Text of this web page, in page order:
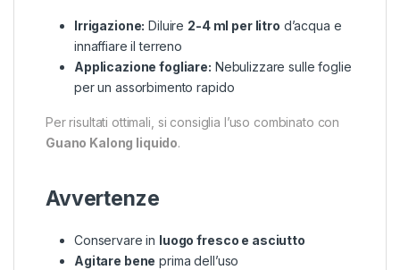
Irrigazione: Diluire 2-4 ml per litro d’acqua e
innaffiare il terreno
Applicazione fogliare: Nebulizzare sulle foglie
per un assorbimento rapido
Per risultati ottimali, si consiglia l’uso combinato con
Guano Kalong liquido.
Avvertenze
Conservare in luogo fresco e asciutto
Agitare bene prima dell’uso